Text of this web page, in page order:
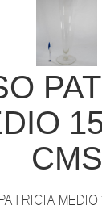
CMS
MEDIO